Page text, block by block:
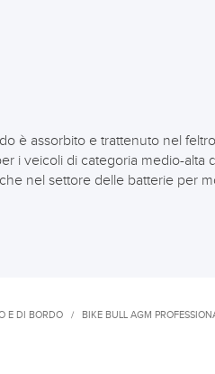
è assorbito e trattenuto nel
i veicoli di categoria medio-alta
nel settore delle batterie per
E DI BORDO / BIKE BULL AGM